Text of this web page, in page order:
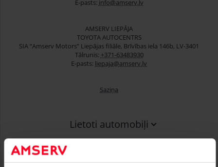
E-pasts: info@amserv.lv
AMSERV LIEPĀJA
TOYOTA AUTOCENTRS
SIA “Amserv Motors” Liepājas filiāle, Brīvības iela 146b, LV-3401
Tālrunis: +371-63483930
E-pasts: liepaja@amserv.lv
Saziņa
Lietoti automobiļi
Serviss